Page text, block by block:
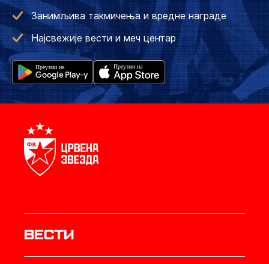
Занимљива такмичења и вредне награде
Најсвежије вести и меч центар
Вести